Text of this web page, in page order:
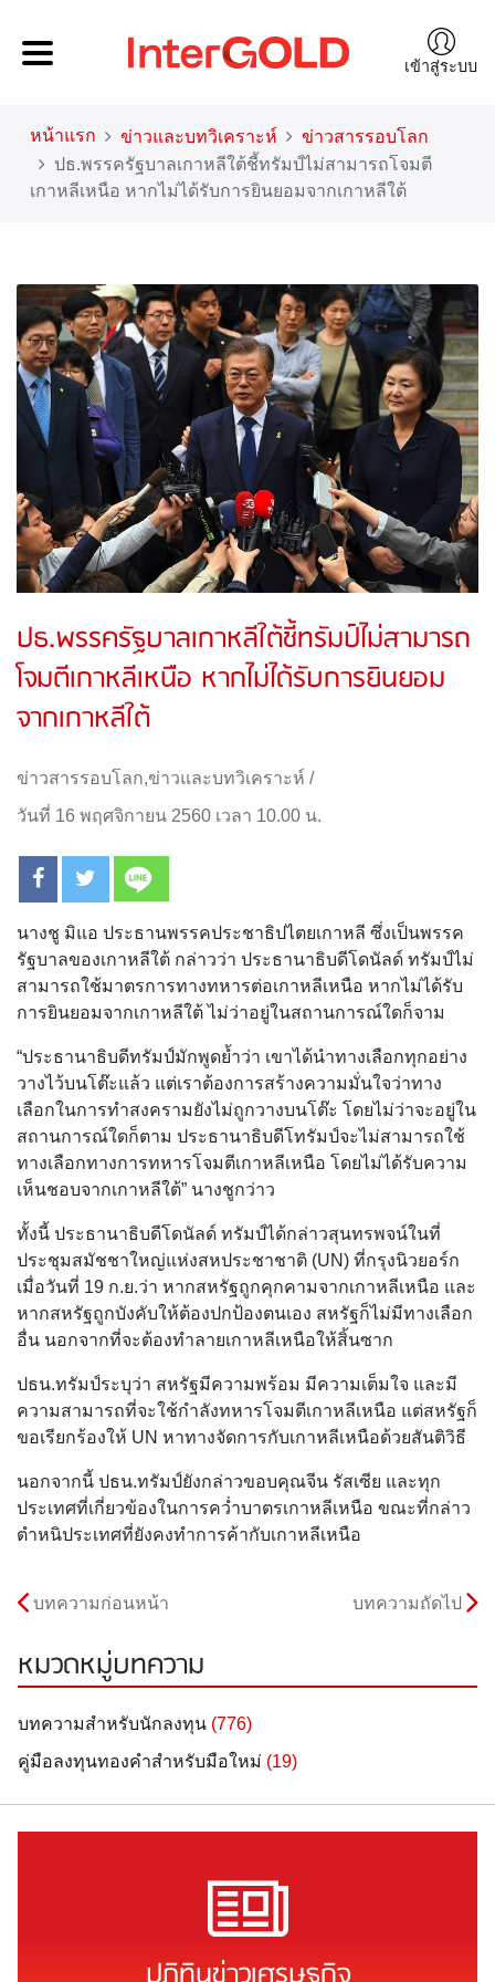
เข้าสู่ระบบ
หน้าแรก ข่าวและบทวิเคราะห์
ข่าวสารรอบโลก
ปธ.พรรครัฐบาลเกาหลีใต้ชี้ทรัมป์ไม่สามารถโจมตี
เกาหลีเหนือ หากไม่ได้รับการยินยอมจากเกาหลีใต้
ปธ.พรรครัฐบาลเกาหลีใต้ชี้ทรัมป์ไม่สามารถ
โจมตีเกาหลีเหนือ หากไม่ได้รับการยินยอม
จากเกาหลีใต้
ข่าวสารรอบโลก,ข่าวและบทวิเคราะห์ /
วันที่ 16 พฤศจิกายน 2560 เวลา 10.00 น.
นางชู มิแอ ประธานพรรคประชาธิปไตยเกาหลี ซึ่งเป็นพรรค
รัฐบาลของเกาหลีใต้ กล่าวว่า ประธานาธิบดีโดนัลด์ ทรัมป์ไม่
สามารถใช้มาตรการทางทหารต่อเกาหลีเหนือ หากไม่ได้รับ
การยินยอมจากเกาหลีใต้ ไม่ว่าอยู่ในสถานการณ์ใดก็จาม
“ประธานาธิบดีทรัมป์มักพูดย้ำว่า เขาได้นำทางเลือกทุกอย่าง
วางไว้บนโต๊ะแล้ว แต่เราต้องการสร้างความมั่นใจว่าทาง
เลือกในการทำสงครามยังไม่ถูกวางบนโต๊ะ โดยไม่ว่าจะอยู่ใน
สถานการณ์ใดก็ตาม ประธานาธิบดีโทรัมป์จะไม่สามารถใช้
ทางเลือกทางการทหารโจมตีเกาหลีเหนือ โดยไม่ได้รับความ
เห็นชอบจากเกาหลีใต้” นางชูกว่าว
ทั้งนี้ ประธานาธิบดีโดนัลด์ ทรัมป์ได้กล่าวสุนทรพจน์ในที่
ประชุมสมัชชาใหญ่แห่งสหประชาชาติ (UN) ที่กรุงนิวยอร์ก
เมื่อวันที่ 19 ก.ย.ว่า หากสหรัฐถูกคุกคามจากเกาหลีเหนือ และ
หากสหรัฐถูกบังคับให้ต้องปกป้องตนเอง สหรัฐก็ไม่มีทางเลือก
อื่น นอกจากที่จะต้องทำลายเกาหลีเหนือให้สิ้นซาก
ปธน.ทรัมป์ระบุว่า สหรัฐมีความพร้อม มีความเต็มใจ และมี
ความสามารถที่จะใช้กำลังทหารโจมตีเกาหลีเหนือ แต่สหรัฐก็
ขอเรียกร้องให้ UN หาทางจัดการกับเกาหลีเหนือด้วยสันติวิธี
นอกจากนี้ ปธน.ทรัมป์ยังกล่าวขอบคุณจีน รัสเซีย และทุก
ประเทศที่เกี่ยวข้องในการคว่ำบาตรเกาหลีเหนือ ขณะที่กล่าว
ตำหนิประเทศที่ยังคงทำการค้ากับเกาหลีเหนือ
บทความก่อนหน้า บทความถัดไป
หมวดหมู่บทความ
บทความสำหรับนักลงทุน (776)
คู่มือลงทุนทองคำสำหรับมือใหม่ (19)